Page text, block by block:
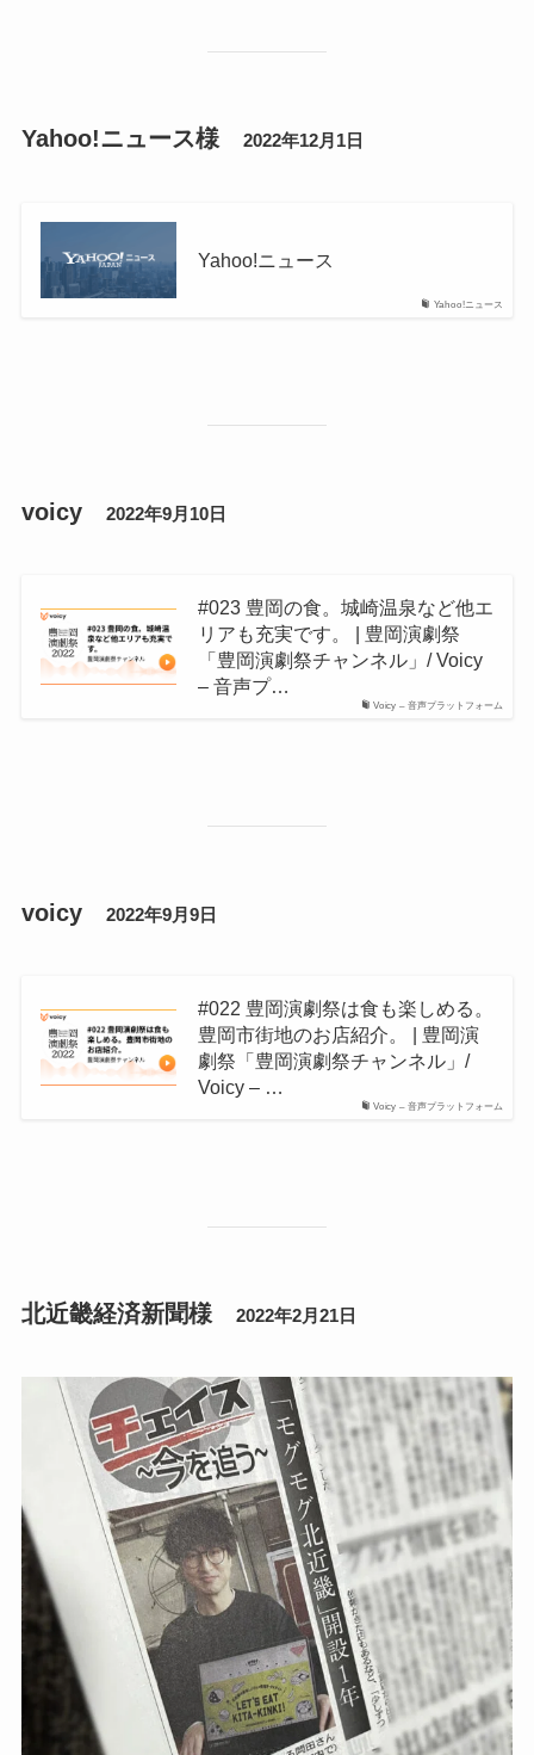
Yahoo!ニュース様 2022年12月1日
Yahoo!ニュース
Yahoo!ニュース
voicy 2022年9月10日
Voicy – 音声プラットフォーム
#023 豊岡の食。城崎温泉など他エ
リアも充実です。 | 豊岡演劇祭
「豊岡演劇祭チャンネル」/ Voicy
– 音声プ…
voicy 2022年9月9日
Voicy – 音声プラットフォーム
#022 豊岡演劇祭は食も楽しめる。
豊岡市街地のお店紹介。 | 豊岡演
劇祭「豊岡演劇祭チャンネル」/
Voicy – …
北近畿経済新聞様 2022年2月21日